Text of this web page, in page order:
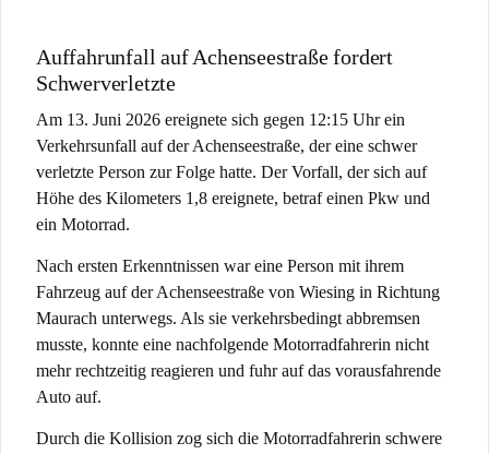
Auffahrunfall auf Achenseestraße fordert
Schwerverletzte
Am 13. Juni 2026 ereignete sich gegen 12:15 Uhr ein
Verkehrsunfall auf der Achenseestraße, der eine schwer
verletzte Person zur Folge hatte. Der Vorfall, der sich auf
Höhe des Kilometers 1,8 ereignete, betraf einen Pkw und
ein Motorrad.
Nach ersten Erkenntnissen war eine Person mit ihrem
Fahrzeug auf der Achenseestraße von Wiesing in Richtung
Maurach unterwegs. Als sie verkehrsbedingt abbremsen
musste, konnte eine nachfolgende Motorradfahrerin nicht
mehr rechtzeitig reagieren und fuhr auf das vorausfahrende
Auto auf.
Durch die Kollision zog sich die Motorradfahrerin schwere